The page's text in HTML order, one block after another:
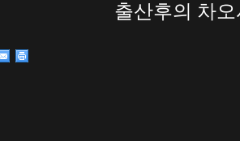
출산후의 차